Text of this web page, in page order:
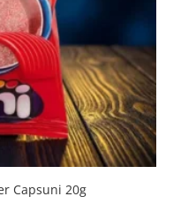
Capsuni 20g